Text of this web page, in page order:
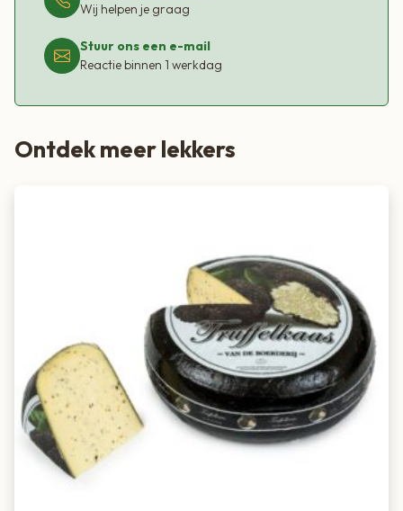
Wij helpen je graag
Stuur ons een e-mail
Reactie binnen 1 werkdag
Ontdek meer lekkers